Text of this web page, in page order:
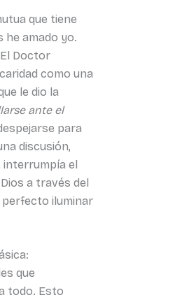
que tiene
he amado yo.
Doctor
como una
le dio la
ante el
para
discusión,
interrumpía el
a través del
perfecto iluminar
que
todo. Esto